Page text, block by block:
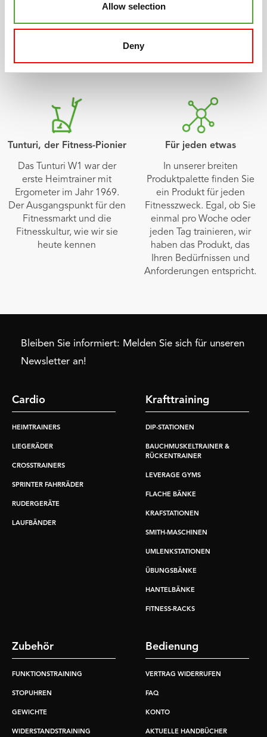
Allow selection
Deny
mit seiner ausgeprägten
Designtradition. Kompakte,
gekennzeichnet.
sind. Wenn nicht, sind wir
es auch nicht.
Tunturi, der Fitness-Pionier
Das Tunturi W1 war der
erste Heimtrainer mit
Ergometer im Jahr 1969.
Der Ausgangspunkt für den
Fitnessmarkt und die
Fitnesskultur, wie wir sie
heute kennen
Für jeden etwas
In unserer breiten
Produktpalette finden Sie
ein Produkt für jeden
Fitnesszweck. Egal, ob Sie
einmal pro Woche oder
jeden Tag trainieren, wir
haben das Produkt, das
Ihren Bedürfnissen und
Anforderungen entspricht.
Bleiben Sie informiert: Melden Sie sich für unseren
Newsletter an!
Cardio
HEIMTRAINERS
LIEGERÄDER
CROSSTRAINERS
SPRINTER FAHRRÄDER
RUDERGERÄTE
LAUFBÄNDER
Krafttraining
DIP-STATIONEN
BAUCHMUSKELTRAINER &
RÜCKENTRAINER
LEVERAGE GYMS
FLACHE BÄNKE
KRAFSTATIONEN
SMITH-MASCHINEN
UMLENKSTATIONEN
ÜBUNGSBÄNKE
HANTELBÄNKE
FITNESS-RACKS
Zubehör
FUNKTIONSTRAINING
STOPUHREN
GEWICHTE
WIDERSTANDSTRAINING
Bedienung
VERTRAG WIDERRUFEN
FAQ
KONTO
AKTUELLE HANDBÜCHER